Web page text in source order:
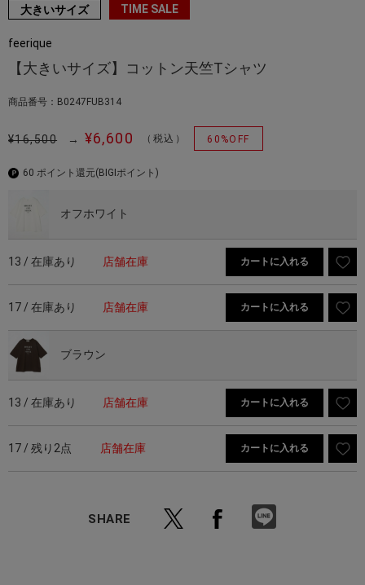
大きいサイズ TIME SALE
feerique
【大きいサイズ】コットン天竺Tシャツ
商品番号：B0247FUB314
¥16,500 → ¥6,600 （税込） 60%OFF
60 ポイント還元(BIGIポイント)
オフホワイト
13 / 在庫あり 店舗在庫 カートに入れる
17 / 在庫あり 店舗在庫 カートに入れる
ブラウン
13 / 在庫あり 店舗在庫 カートに入れる
17 / 残り2点 店舗在庫 カートに入れる
SHARE